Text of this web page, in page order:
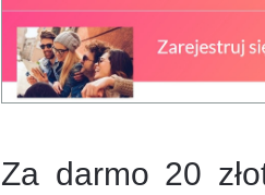
Za darmo 20